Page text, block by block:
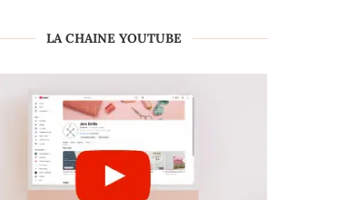
LA CHAINE YOUTUBE